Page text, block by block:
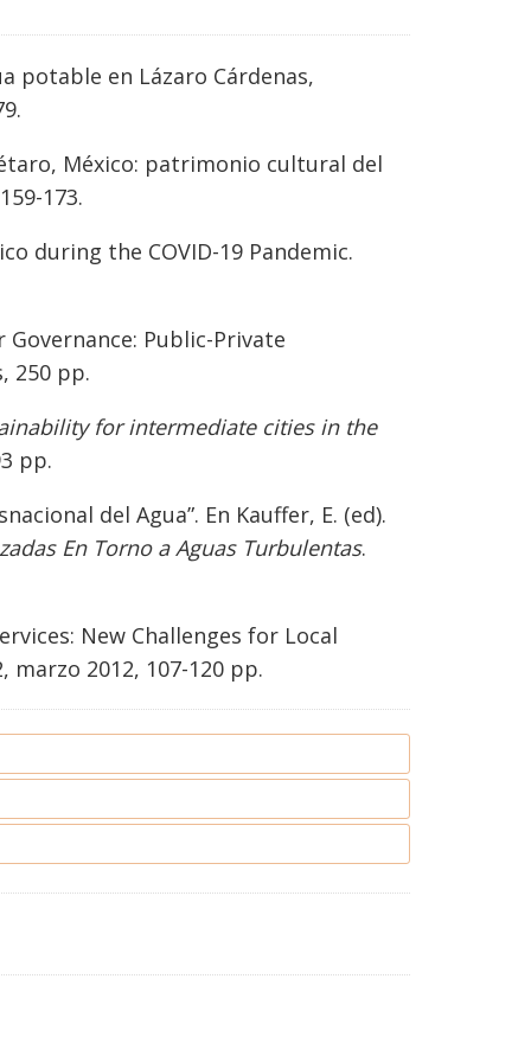
potable en Lázaro Cárdenas,
México: patrimonio cultural del
173.
during the COVID-19 Pandemic.
Public-Private
250 pp.
for intermediate cities in the
pp.
del Agua”. En Kauffer, E. (ed).
En Torno a Aguas Turbulentas.
New Challenges for Local
marzo 2012, 107-120 pp.